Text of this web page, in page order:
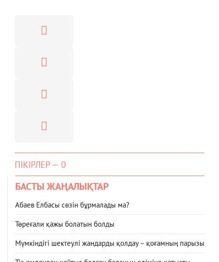
ПІКІРЛЕР — 0
БАСТЫ ЖАҢАЛЫҚТАР
Абаев Елбасы сөзін бұрмалады ма?
Төреғали қажы болатын болды
Мүмкіндігі шектеулі жандарды қолдау – қоғамның парызы